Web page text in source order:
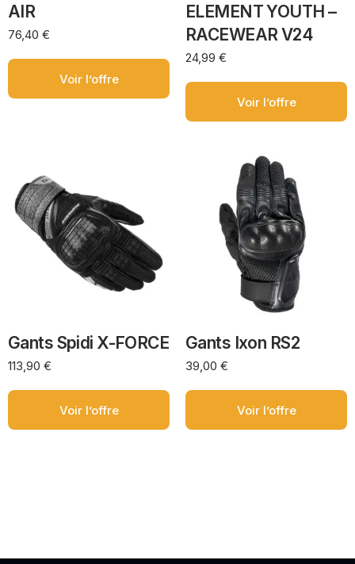
AIR
76,40 €
Voir l’offre
ELEMENT YOUTH –
RACEWEAR V24
24,99 €
Voir l’offre
Gants Spidi X-FORCE
113,90 €
Voir l’offre
Gants Ixon RS2
39,00 €
Voir l’offre